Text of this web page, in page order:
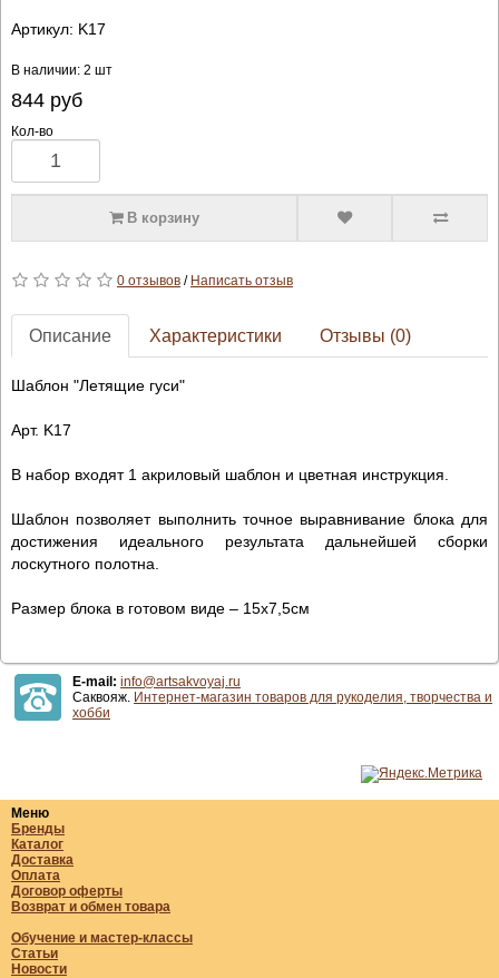
Артикул: K17
В наличии: 2 шт
844руб
Кол-во
В корзину
0 отзывов/ Написать отзыв
Описание Характеристики Отзывы (0)
Шаблон "Летящие гуси"
Арт. K17
В набор входят 1 акриловый шаблон и цветная инструкция.
Шаблон позволяет выполнить точное выравнивание блока для
достижения идеального результата дальнейшей сборки
лоскутного полотна.
Размер блока в готовом виде – 15х7,5см
E-mail: info@artsakvoyaj.ru
Саквояж. Интернет-магазин товаров для рукоделия, творчества и
хобби
Меню
Бренды
Каталог
Доставка
Оплата
Договор оферты
Возврат и обмен товара
Обучение и мастер-классы
Статьи
Новости